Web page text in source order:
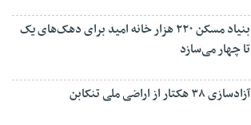
بنیاد مسکن ۲۲۰ هزار خانه امید برای دهک‌های یک
تا چهار می‌سازد
آزادسازی ۳۸ هکتار از اراضی ملی تنکابن